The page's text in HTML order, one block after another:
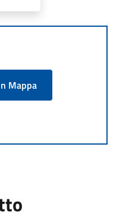
Mappa